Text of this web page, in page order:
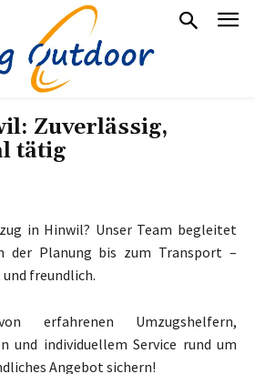
Zuverlässig,
tätig
in Hinwil? Unser Team begleitet
der Planung bis zum Transport –
freundlich.
erfahrenen Umzugshelfern,
und individuellem Service rund um
Angebot sichern!